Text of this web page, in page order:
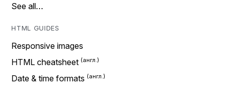
See all…
HTML GUIDES
Responsive images
HTML cheatsheet
Date & time formats